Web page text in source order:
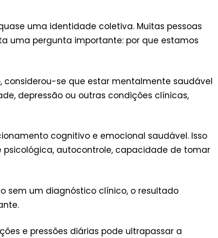
uma identidade coletiva. Muitas pessoas
uma pergunta importante: por que estamos
se que estar mentalmente saudável
depressão ou outras condições clínicas,
cognitivo e emocional saudável. Isso
autocontrole, capacidade de tomar
sem um diagnóstico clínico, o resultado
e pressões diárias pode ultrapassar a